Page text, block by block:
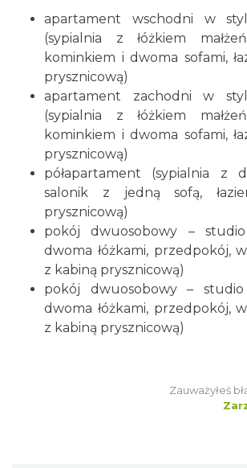
apartament wschodni w
(sypialnia z łóżkiem
kominkiem i dwoma sofami,
prysznicową)
apartament zachodni w
(sypialnia z łóżkiem
kominkiem i dwoma sofami,
prysznicową)
półapartament (sypialnia z
salonik z jedną sofą,
prysznicową)
pokój dwuosobowy –
dwoma łóżkami, przedpokój,
z kabiną prysznicową)
pokój dwuosobowy –
dwoma łóżkami, przedpokój,
z kabiną prysznicową)
Zauważyłeś